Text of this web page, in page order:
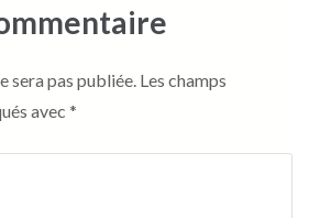
sera pas publiée. Les champs
avec *